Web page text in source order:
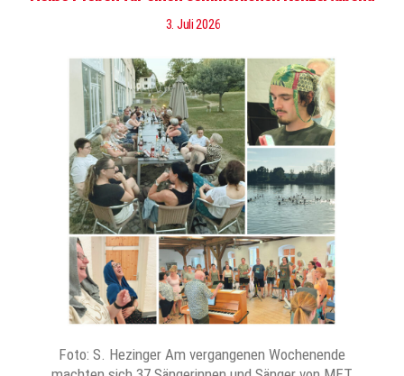
3. Juli 2026
Foto: S. Hezinger Am vergangenen Wochenende